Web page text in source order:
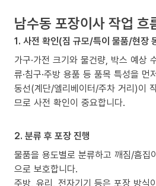
남수동 포장이사 작업 흐
1. 사전 확인(짐 규모/특이 물품/현장
가구·가전 크기와 물건량, 박스 예상
류·침구·주방 용품 등 품목 특성을 먼
동선(계단/엘리베이터/주차 거리)이
므로 사전 확인이 중요합니다.
2. 분류 후 포장 진행
물품을 용도별로 분류하고 깨짐/흠집
으로 보호합니다.
주방, 유리, 전자기기 등은 포장 방식